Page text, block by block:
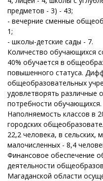
предметов - 3) - 43;
- вечерние сменные
1;
- школы-детские сады - 7.
Количество обучающихся
40% обучается в
повышенного статуса.
общеобразовательных
удовлетворять различные
потребности обучающихся.
Наполняемость классов в
городских
22,2 человека, в сельских,
малочисленных - 8,4
Финансовое обеспечение
деятельности
Магаданской области